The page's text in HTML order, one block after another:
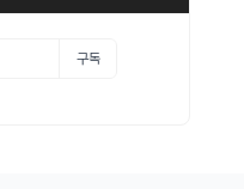
구독